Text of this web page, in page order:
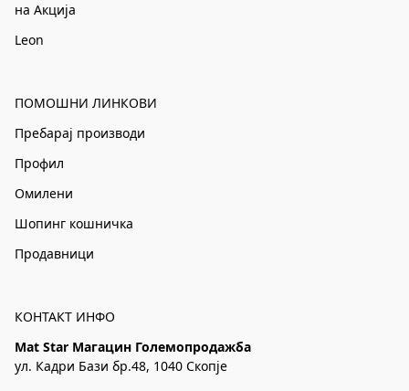
на Акција
Leon
ПОМОШНИ ЛИНКОВИ
Пребарај производи
Профил
Омилени
Шопинг кошничка
Продавници
КОНТАКТ ИНФО
Mat Star Магацин Големопродажба
ул. Кадри Бази бр.48, 1040 Скопје